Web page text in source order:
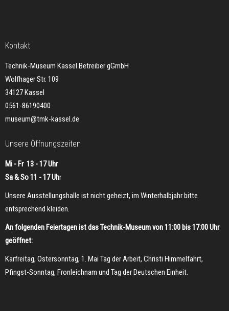
Kontakt
Technik-Museum Kassel Betreiber gGmbH
Wolfhager Str. 109
34127 Kassel
0561-86190400
museum@tmk-kassel.de
Unsere Öffnungszeiten
Mi - Fr 13 - 17 Uhr
Sa & So 11 - 17 Uhr
Unsere Ausstellungshalle ist nicht geheizt, im Winterhalbjahr bitte
entsprechend kleiden.
An folgenden Feiertagen ist das Technik-Museum von 11:00 bis 17:00 Uhr
geöffnet:
Karfreitag, Ostersonntag, 1. Mai Tag der Arbeit, Christi Himmelfahrt,
Pfingst-Sonntag, Fronleichnam und Tag der Deutschen Einheit.